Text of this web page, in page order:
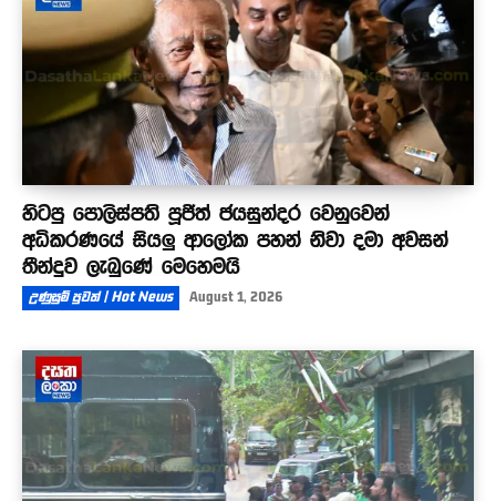
හිටපු පොලිස්පති පූජිත් ජයසුන්දර වෙනුවෙන්
අධිකරණයේ සියලු ආලෝක පහන් නිවා දමා අවසන්
තීන්දුව ලැබුණේ මෙහෙමයි
උණුසුම් පුවත් | Hot News August 1, 2026